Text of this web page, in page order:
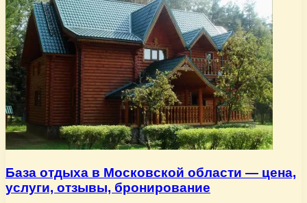
База отдыха в Московской области — цена,
услуги, отзывы, бронирование